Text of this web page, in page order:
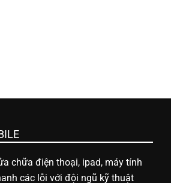
chữa điện thoại, ipad, máy tính
các lỗi với đội ngũ kỹ thuật